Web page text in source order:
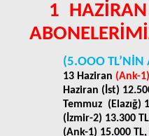
1
(5.OOO TL’NİN
13 Haziran (Ank-
Haziran (İst)
Temmuz (Elazığ)
(İzmir-2) 13.300
(Ank-1) 15.000